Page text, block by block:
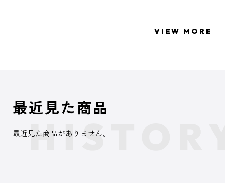
VIEW MORE
最近見た商品
最近見た商品がありません。